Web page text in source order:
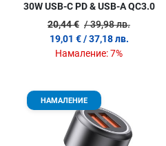
30W USB-C PD & USB-A QC3.0
20,44 € / 39,98 лв.
19,01 € / 37,18 лв.
Намаление:7%
Добави в любими
Сравни продукт
НАМАЛЕНИЕ